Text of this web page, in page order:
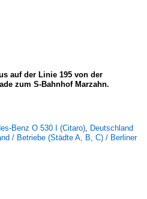
auf der Linie 195 von der
zum S-Bahnhof Marzahn.
Benz O 530 I (Citaro), Deutschland
/ Betriebe (Städte A, B, C) / Berliner